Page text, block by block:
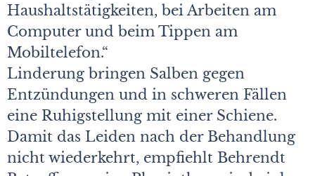
Haushaltstätigkeiten, bei Arbeiten am
Computer und beim Tippen am
Mobiltelefon.“
Linderung bringen Salben gegen
Entzündungen und in schweren Fällen
eine Ruhigstellung mit einer Schiene.
Damit das Leiden nach der Behandlung
nicht wiederkehrt, empfiehlt Behrendt